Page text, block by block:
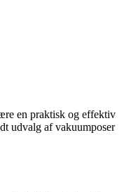
en praktisk og effektiv
udvalg af vakuumposer